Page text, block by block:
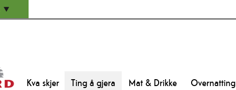
Kva skjer Ting å gjera Mat & Drikke Overnatting